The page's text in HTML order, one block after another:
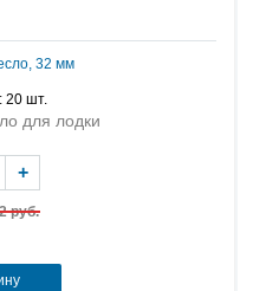
32 мм
20 шт.
для лодки
руб.
+